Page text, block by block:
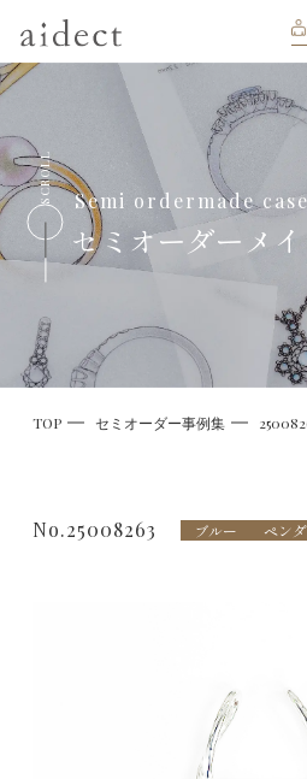
Semi ordermade
セミオーダーメ
SCROLL
TOP セミオーダー事例集
No.25008263 ブルー ペン